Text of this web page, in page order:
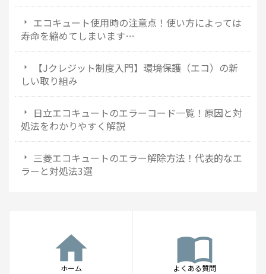
エコキュート使用時の注意点！使い方によっては
寿命を縮めてしまいます…
【Jクレジット制度入門】環境保護（エコ）の新
しい取り組み
日立エコキュートのエラーコード一覧！原因と対
処法をわかりやすく解説
三菱エコキュートのエラー解除方法！代表的なエ
ラーと対処法3選
home
ホーム
import_contacts
よくある質問